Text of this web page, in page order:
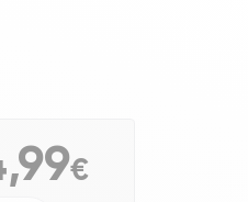
€